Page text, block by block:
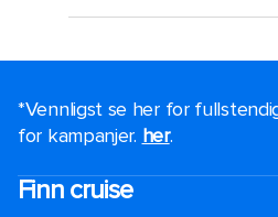
*Vennligst se her for
for kampanjer. her.
Finn cruise